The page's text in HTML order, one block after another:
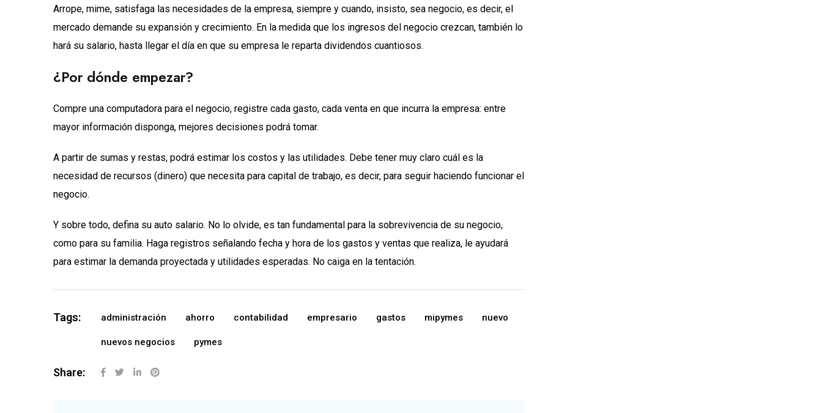
Arrope, mime, satisfaga las necesidades de la empresa, siempre y cuando, insisto, sea negocio, es decir, el
mercado demande su expansión y crecimiento. En la medida que los ingresos del negocio crezcan, también lo
hará su salario, hasta llegar el día en que su empresa le reparta dividendos cuantiosos.
¿Por dónde empezar?
Compre una computadora para el negocio, registre cada gasto, cada venta en que incurra la empresa: entre
mayor información disponga, mejores decisiones podrá tomar.
A partir de sumas y restas, podrá estimar los costos y las utilidades. Debe tener muy claro cuál es la
necesidad de recursos (dinero) que necesita para capital de trabajo, es decir, para seguir haciendo funcionar el
negocio.
Y sobre todo, defina su auto salario. No lo olvide, es tan fundamental para la sobrevivencia de su negocio,
como para su familia. Haga registros señalando fecha y hora de los gastos y ventas que realiza, le ayudará
para estimar la demanda proyectada y utilidades esperadas. No caiga en la tentación.
Tags: administración ahorro contabilidad empresario gastos mipymes nuevo
nuevos negocios pymes
Share: